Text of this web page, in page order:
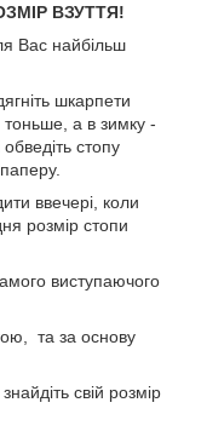
ВЗУТТЯ!
Вас найбільш
шкарпети
тоньше, а в зимку -
стопу
ввечері, коли
розмір стопи
виступаючого
та за основу
свій розмір